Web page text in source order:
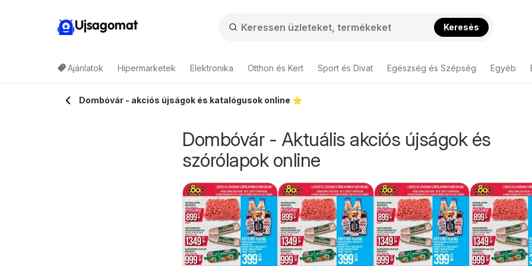
Ujsagomat Keresés
Ajánlatok Hipermarketek Elektronika Otthon és Kert Sport és Divat Egészség és Szépség Egyéb
Dombóvár - akciós újságok és katalógusok online ⭐️
Dombóvár - Aktuális akciós újságok és
szórólapok online